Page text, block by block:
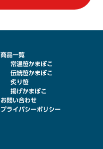
商品一覧
常温笹かまぼこ
伝統笹かまぼこ
炙り笹
揚げかまぼこ
お問い合わせ
プライバシーポリシー